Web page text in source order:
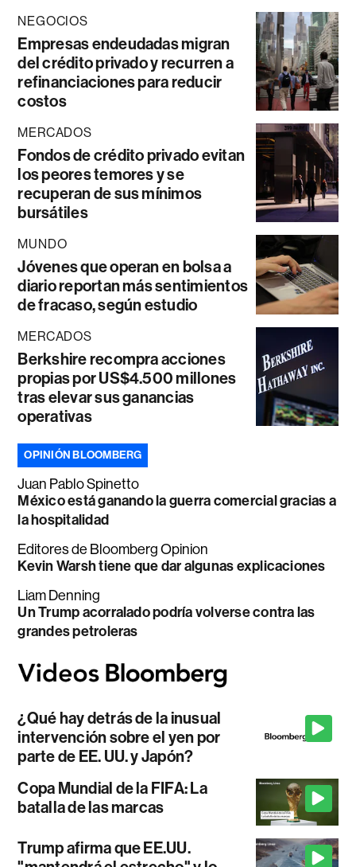
NEGOCIOS
Empresas endeudadas migran
del crédito privado y recurren a
refinanciaciones para reducir
costos
MERCADOS
Fondos de crédito privado evitan
los peores temores y se
recuperan de sus mínimos
bursátiles
MUNDO
Jóvenes que operan en bolsa a
diario reportan más sentimientos
de fracaso, según estudio
MERCADOS
Berkshire recompra acciones
propias por US$4.500 millones
tras elevar sus ganancias
operativas
OPINIÓN BLOOMBERG
Juan Pablo Spinetto
México está ganando la guerra comercial gracias a
la hospitalidad
Editores de Bloomberg Opinion
Kevin Warsh tiene que dar algunas explicaciones
Liam Denning
Un Trump acorralado podría volverse contra las
grandes petroleras
¿Qué hay detrás de la inusual
intervención sobre el yen por
parte de EE. UU. y Japón?
Copa Mundial de la FIFA: La
batalla de las marcas
Trump afirma que EE.UU.